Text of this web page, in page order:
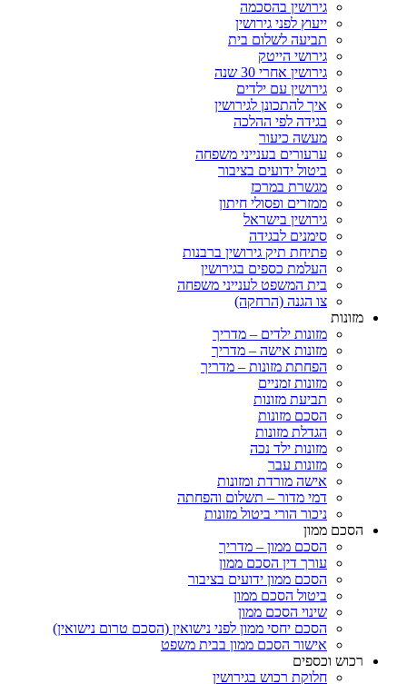
גירושין בהסכמה
ייעוץ לפני גירושין
תביעה לשלום בית
גירושי הייטק
גירושין אחרי 30 שנה
גירושין עם ילדים
איך להתכונן לגירושין
בגידה לפי ההלכה
מעשה כיעור
ערעורים בענייני משפחה
ביטול ידועים בציבור
מגשרת במרכז
ממזרים ופסולי חיתון
גירושין בישראל
סימנים לבגידה
פתיחת תיק גירושין ברבנות
העלמת כספים בגירושין
בית המשפט לענייני משפחה
צו הגנה (הרחקה)
מזונות ילדים – מדריך
מזונות אישה – מדריך
הפחתת מזונות – מדריך
מזונות זמניים
תביעת מזונות
הסכם מזונות
הגדלת מזונות
מזונות ילד נכה
מזונות עבר
אישה מורדת ומזונות
דמי מדור – תשלום והפחתה
ניכור הורי ביטול מזונות
ממון
הסכם ממון – מדריך
עורך דין הסכם ממון
הסכם ממון ידועים בציבור
ביטול הסכם ממון
שינוי הסכם ממון
הסכם יחסי ממון לפני נישואין (הסכם טרום נישואין)
אישור הסכם ממון בבית משפט
וכספים
חלוקת רכוש בגירושין